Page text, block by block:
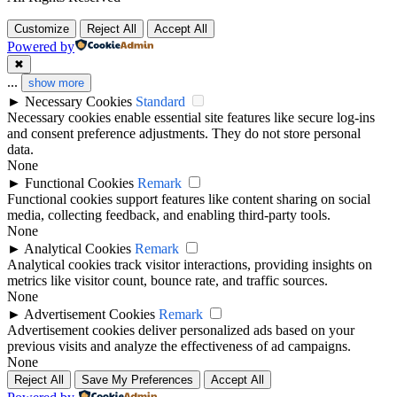
Customize Reject All Accept All
Powered by
✖
... show more
► Necessary Cookies Standard
Necessary cookies enable essential site features like secure log-ins
and consent preference adjustments. They do not store personal
data.
None
► Functional Cookies Remark
Functional cookies support features like content sharing on social
media, collecting feedback, and enabling third-party tools.
None
► Analytical Cookies Remark
Analytical cookies track visitor interactions, providing insights on
metrics like visitor count, bounce rate, and traffic sources.
None
► Advertisement Cookies Remark
Advertisement cookies deliver personalized ads based on your
previous visits and analyze the effectiveness of ad campaigns.
None
Reject All Save My Preferences Accept All